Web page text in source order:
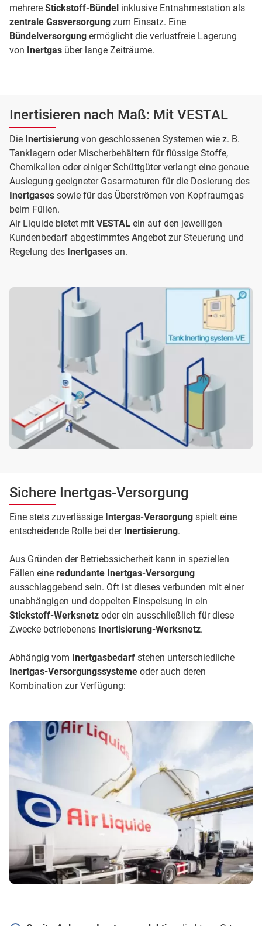
mehrere Stickstoff-Bündel inklusive Entnahmestation als
zentrale Gasversorgung zum Einsatz. Eine
Bündelversorgung ermöglicht die verlustfreie Lagerung
von Inertgas über lange Zeiträume.
Inertisieren nach Maß: Mit VESTAL
Die Inertisierung von geschlossenen Systemen wie z. B.
Tanklagern oder Mischerbehältern für flüssige Stoffe,
Chemikalien oder einiger Schüttgüter verlangt eine genaue
Auslegung geeigneter Gasarmaturen für die Dosierung des
Inertgases sowie für das Überströmen von Kopfraumgas
beim Füllen.
Air Liquide bietet mit VESTAL ein auf den jeweiligen
Kundenbedarf abgestimmtes Angebot zur Steuerung und
Regelung des Inertgases an.
Sichere Inertgas-Versorgung
Eine stets zuverlässige Intergas-Versorgung spielt eine
entscheidende Rolle bei der Inertisierung.
Aus Gründen der Betriebssicherheit kann in speziellen
Fällen eine redundante Inertgas-Versorgung
ausschlaggebend sein. Oft ist dieses verbunden mit einer
unabhängigen und doppelten Einspeisung in ein
Stickstoff-Werksnetz oder ein ausschließlich für diese
Zwecke betriebenens Inertisierung-Werksnetz.
Abhängig vom Inertgasbedarf stehen unterschiedliche
Inertgas-Versorgungssysteme oder auch deren
Kombination zur Verfügung: